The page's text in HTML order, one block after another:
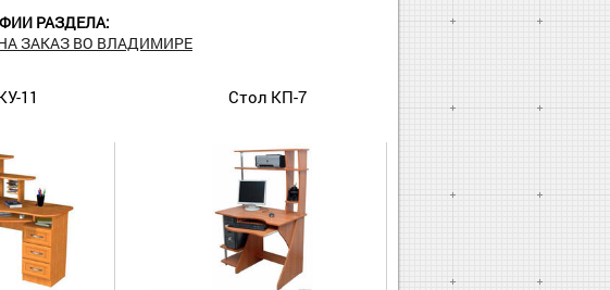
РАЗДЕЛА:
ЗАКАЗ ВО ВЛАДИМИРЕ
11 Стол КП-7